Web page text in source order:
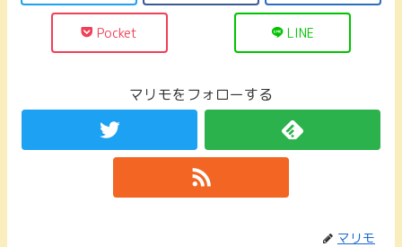
Pocket LINE
マリモをフォローする
マリモ